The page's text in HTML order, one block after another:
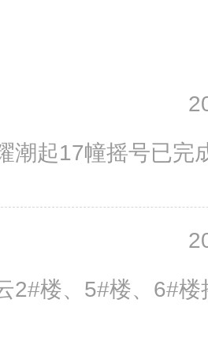
起17幢摇号已完
2#楼、5#楼、6#楼